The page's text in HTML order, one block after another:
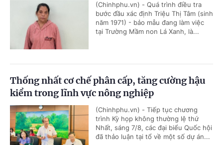
(Chinhphu.vn) - Quá trình điều tra
bước đầu xác định Triệu Thị Tâm (sinh
năm 1971) - bảo mẫu đang làm việc
tại Trường Mầm non Lá Xanh, là...
Thống nhất cơ chế phân cấp, tăng cường hậu
kiểm trong lĩnh vực nông nghiệp
(Chinhphu.vn) - Tiếp tục chương
trình Kỳ họp không thường lệ thứ
Nhất, sáng 7/8, các đại biểu Quốc hội
đã thảo luận tại tổ về một số dự án...